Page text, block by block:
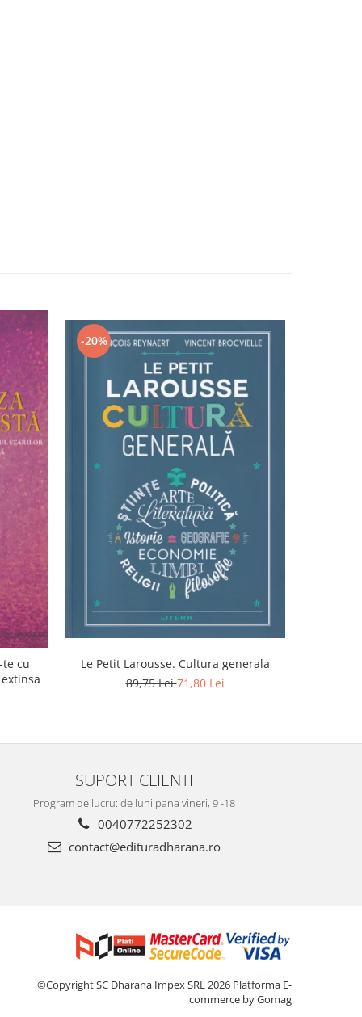
cu
-20%
Le Petit Larousse. Cultura generala
89,75 Lei71,80 Lei
SUPORT CLIENTI
Program de lucru: de luni pana vineri, 9 -18
0040772252302
contact@edituradharana.ro
©Copyright SC Dharana Impex SRL 2026 Platforma E-
commerce by Gomag